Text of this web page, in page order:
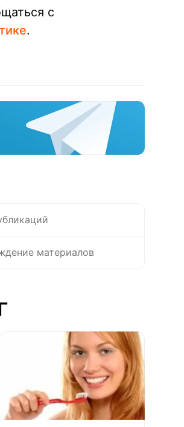
с
.
материалов